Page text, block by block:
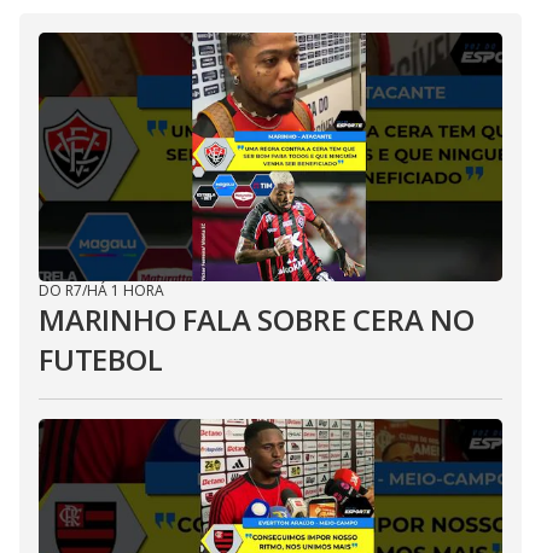
DO R7/HÁ 1 HORA
MARINHO FALA SOBRE CERA NO
FUTEBOL